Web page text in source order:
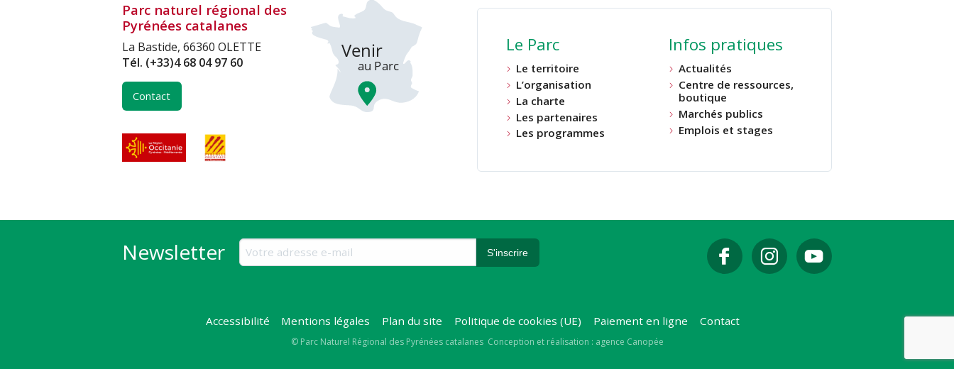
Parc naturel régional des
Pyrénées catalanes
La Bastide, 66360 OLETTE
Tél. (+33)4 68 04 97 60
Contact
Le Parc
Le territoire
L’organisation
La charte
Les partenaires
Les programmes
Infos pratiques
Actualités
Centre de ressources,
boutique
Marchés publics
Emplois et stages
Newsletter
Accessibilité Mentions légales Plan du site Politique de cookies (UE) Paiement en ligne Contact
Copyright
© Parc Naturel Régional des Pyrénées catalanes Conception et réalisation : agence Canopée